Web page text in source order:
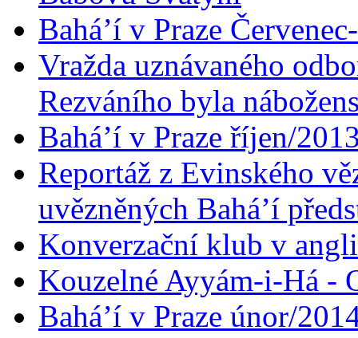
Bahá’í v Praze
Vražda uznávaného
Rezváního byla
Bahá’í v Praze říjen/
Reportáž z Evinského
uvězněných Bahá’í
Konverzační klub v
Kouzelné Ayyám-i-Há -
Bahá’í v Praze únor/